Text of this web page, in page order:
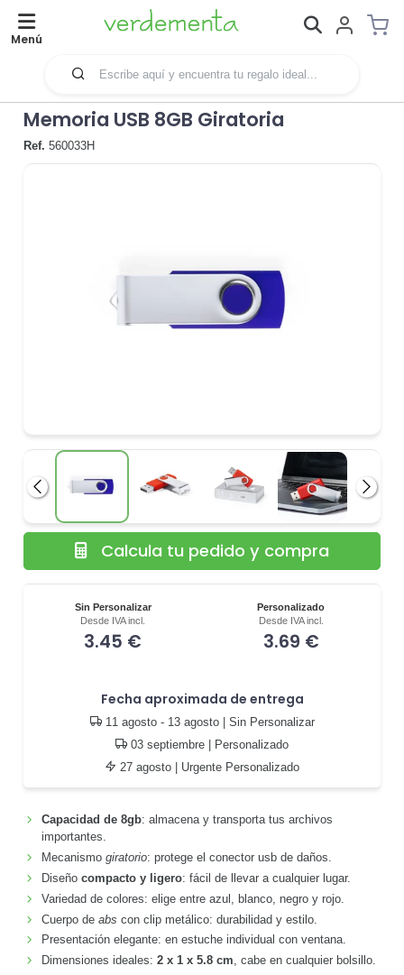
Menú
Memoria USB 8GB Giratoria
Ref. 560033H
Anterior
Sin Personalizar
Desde IVA incl.
3.45 €
Personalizado
Desde IVA incl.
3.69 €
Fecha aproximada de entrega
11 agosto - 13 agosto| Sin Personalizar
03 septiembre | Personalizado
27 agosto | Urgente Personalizado
Calcula tu pedido y compra
Capacidad de 8gb: almacena y transporta tus archivos
importantes.
Mecanismo giratorio: protege el conector usb de daños.
Diseño compacto y ligero: fácil de llevar a cualquier lugar.
Variedad de colores: elige entre azul, blanco, negro y rojo.
Cuerpo de abs con clip metálico: durabilidad y estilo.
Presentación elegante: en estuche individual con ventana.
Dimensiones ideales: 2 x 1 x 5.8 cm, cabe en cualquier bolsillo.